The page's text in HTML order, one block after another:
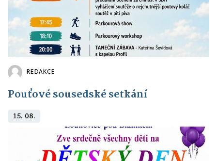
REDAKCE
Pouťové sousedské setkání
15. 08.